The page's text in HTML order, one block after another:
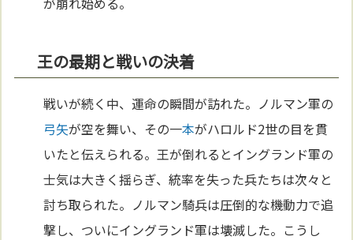
王の最期と戦いの決着
戦いが続く中、運命の瞬間が訪れた。ノルマン軍の
弓矢が空を舞い、その一本がハロルド2世の目を貫
いたと伝えられる。王が倒れるとイングランド軍の
士気は大きく揺らぎ、統率を失った兵たちは次々と
討ち取られた。ノルマン騎兵は圧倒的な機動力で追
撃し、ついにイングランド軍は壊滅した。こうし